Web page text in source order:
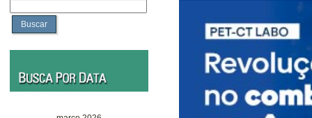
Buscar